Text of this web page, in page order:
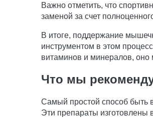
Важно отметить, что
заменой за счет
В итоге, поддержание
инструментом в этом
витаминов и минералов, оно
Что мы
Самый простой способ быть
Эти препараты